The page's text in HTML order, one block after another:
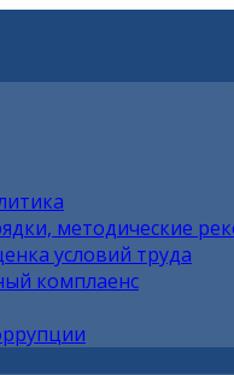
методические
условий труда
комплаенс